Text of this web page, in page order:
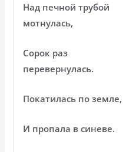
Над печной трубой
мотнулась,
Сорок раз
перевернулась.
Покатилась по земле,
И пропала в синеве.